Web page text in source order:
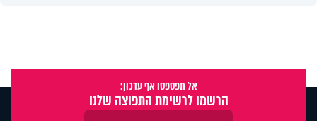
אל תפספסו אף עדכון:
הרשמו לרשימת התפוצה שלנו